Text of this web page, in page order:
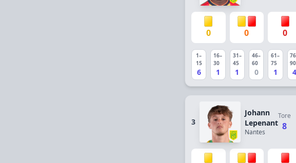
0 0 0
1–
15
6
16–
30
1
31–
45
1
46–
60
0
61–
75
1 4
3
Johann
Lepenant
Nantes
Tore
8